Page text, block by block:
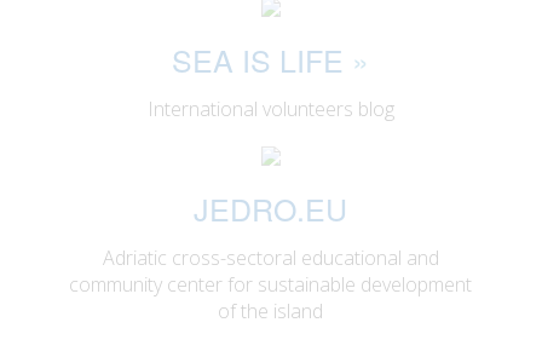
SEA IS LIFE »
International volunteers blog
JEDRO.EU
Adriatic cross-sectoral educational and
community center for sustainable development
of the island